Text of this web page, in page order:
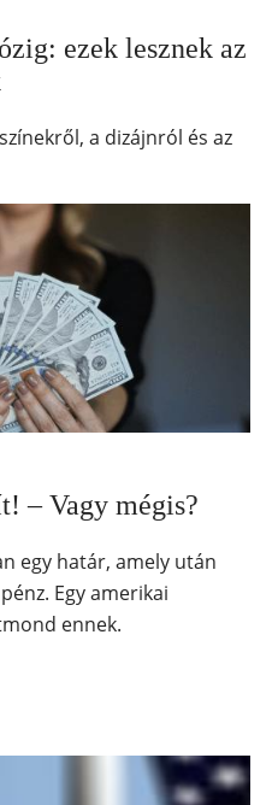
ezek lesznek az
a dizájnról és az
– Vagy mégis?
egy határ, amely után
Egy amerikai
ennek.